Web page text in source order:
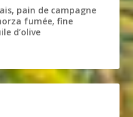
pain de campagne
fumée, fine
d’olive